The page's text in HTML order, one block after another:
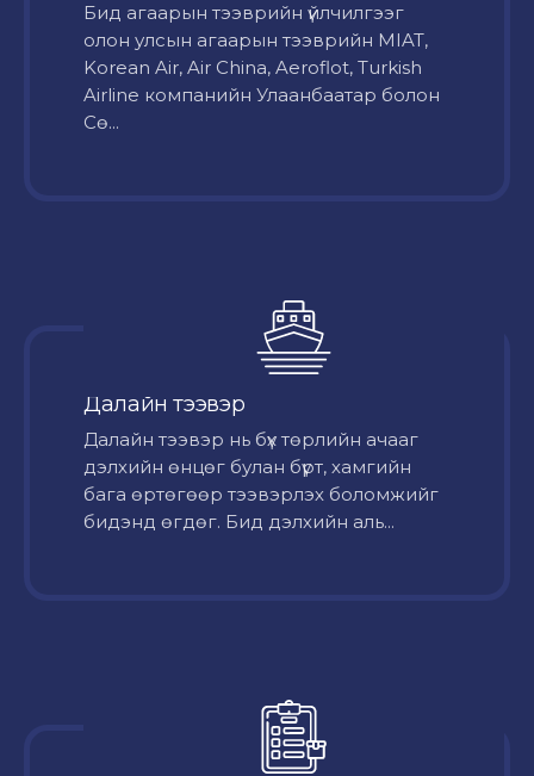
Бид агаарын тээврийн үйлчилгээг
олон улсын агаарын тээврийн MIAT,
Korean Air, Air China, Aeroflot, Turkish
Airline компанийн Улаанбаатар болон
Сө...
Далайн тээвэр
Далайн тээвэр нь бүх төрлийн ачааг
дэлхийн өнцөг булан бүрт, хамгийн
бага өртөгөөр тээвэрлэх боломжийг
бидэнд өгдөг. Бид дэлхийн аль...